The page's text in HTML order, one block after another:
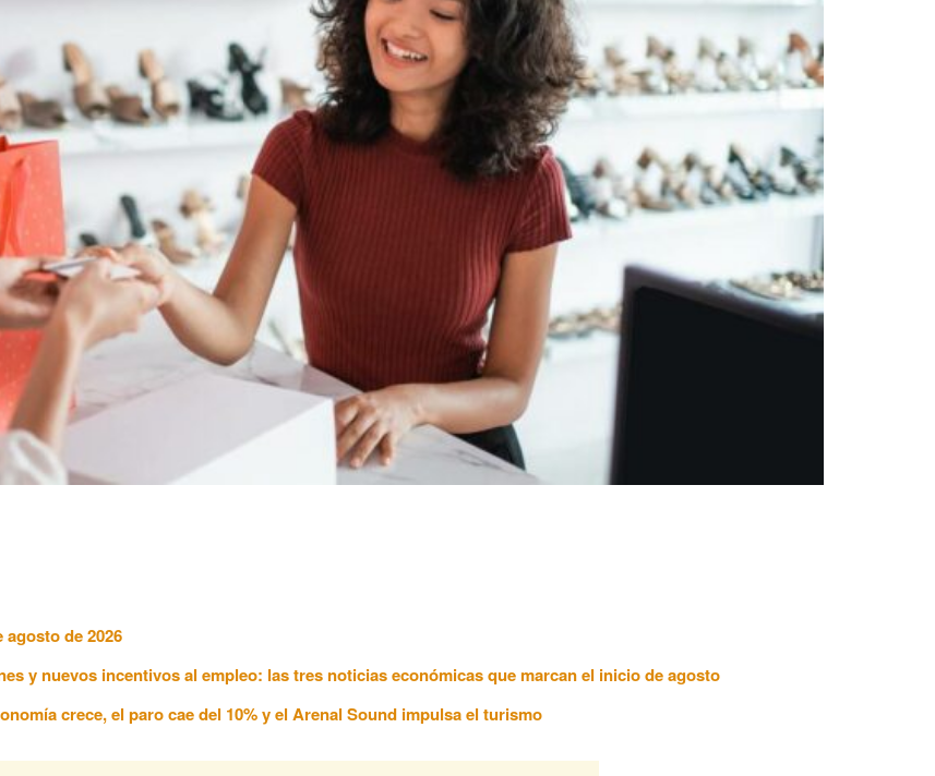
de 2026
y nuevos incentivos al empleo: las tres noticias económicas que marcan el inicio de agosto
crece, el paro cae del 10% y el Arenal Sound impulsa el turismo